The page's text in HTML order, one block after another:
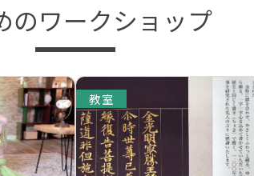
のワークショップ
教室